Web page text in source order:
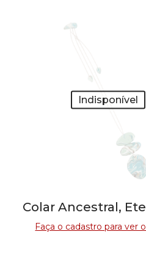
Indisponível
Colar Ancestral,
Faça o cadastro para ver